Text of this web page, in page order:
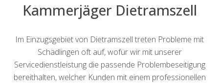
Kammerjäger Dietramszell
Im Einzugsgebiet von Dietramszell treten Probleme mit
Schädlingen oft auf, wofür wir mit unserer
Servicedienstleistung die passende Problembeseitigung
bereithalten, welcher Kunden mit einem professionellen